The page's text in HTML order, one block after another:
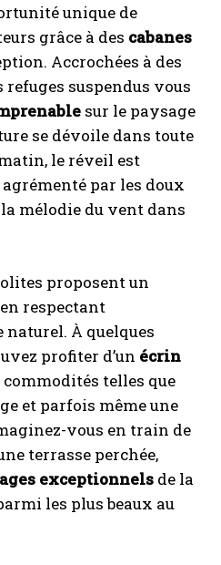
unique de
grâce à des cabanes
Accrochées à des
refuges suspendus vous
sur le paysage
se dévoile dans toute
le réveil est
par les doux
mélodie du vent dans
proposent un
respectant
naturel. À quelques
profiter d’un écrin
commodités telles que
et parfois même une
vous en train de
terrasse perchée,
exceptionnels de la
les plus beaux au